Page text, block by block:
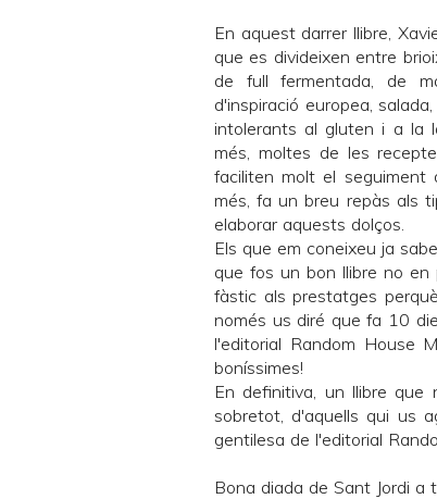
En aquest darrer llibre,
que es divideixen entre
de full fermentada, de
d'inspiració europea,
intolerants al gluten i a la
més, moltes de les
faciliten molt el
més, fa un breu repàs als
elaborar aquests dolços.
Els que em coneixeu ja
que fos un bon llibre no en
fàstic als prestatges
només us diré que fa 10
l'editorial Random House
boníssimes!
En definitiva, un llibre
sobretot, d'aquells qui us
gentilesa de l'editorial
Bona diada de Sant Jordi a